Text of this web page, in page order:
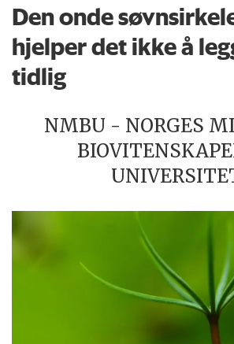
Den onde
hjelper det ikke å
tidlig
NMBU - NORGES